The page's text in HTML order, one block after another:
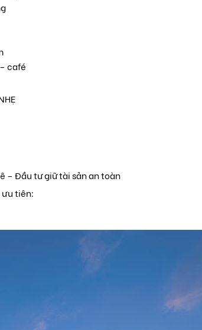
café
– Đầu tư giữ tài sản an toàn
ưu tiên: